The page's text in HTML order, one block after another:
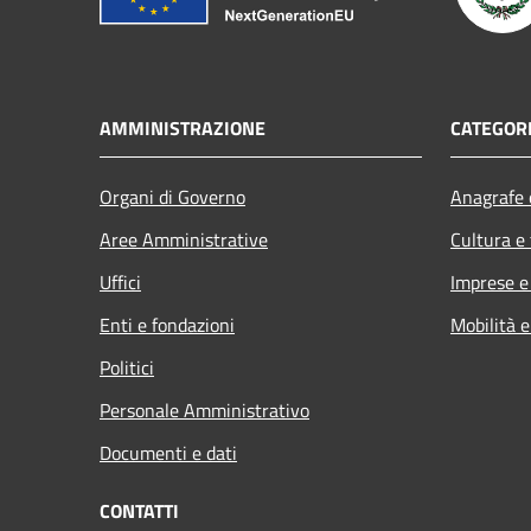
AMMINISTRAZIONE
Organi di Governo
Aree Amministrative
Uffici
Enti e fondazioni
Politici
Personale Amministrativo
Documenti e dati
Cultura
Imprese
Mobilità
CONTATTI